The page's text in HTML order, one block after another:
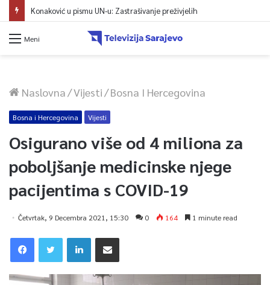
Konaković u pismu UN-u: Zastrašivanje preživjelih
Meni
Naslovna/Vijesti/Bosna I Hercegovina
Bosna i Hercegovina Vijesti
Osigurano više od 4 miliona za
poboljšanje medicinske njege
pacijentima s COVID-19
Četvrtak, 9 Decembra 2021, 15:30 0 164 1 minute read